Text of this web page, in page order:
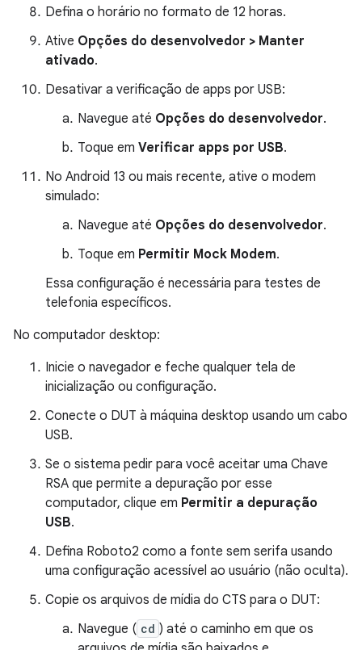
Defina o horário no formato de 12 horas.
Ative Opções do desenvolvedor > Manter
ativado.
Desativar a verificação de apps por USB:
Navegue até Opções do desenvolvedor.
Toque em Verificar apps por USB.
No Android 13 ou mais recente, ative o modem
simulado:
Navegue até Opções do desenvolvedor.
Toque em Permitir Mock Modem.
Essa configuração é necessária para testes de
telefonia específicos.
No computador desktop:
Inicie o navegador e feche qualquer tela de
inicialização ou configuração.
Conecte o DUT à máquina desktop usando um cabo
USB.
Se o sistema pedir para você aceitar uma Chave
RSA que permite a depuração por esse
computador, clique em Permitir a depuração
USB.
Defina Roboto2 como a fonte sem serifa usando
uma configuração acessível ao usuário (não oculta).
Copie os arquivos de mídia do CTS para o DUT:
Navegue ( cd ) até o caminho em que os